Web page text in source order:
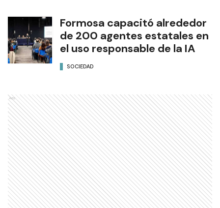
Formosa capacitó alrededor
de 200 agentes estatales en
el uso responsable de la IA
SOCIEDAD
Ads